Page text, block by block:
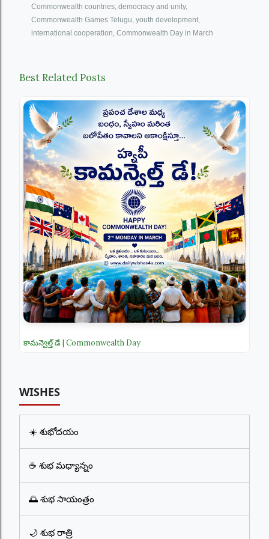
Commonwealth countries, democracy and unity,
Commonwealth Games Telugu, youth development,
international cooperation, Commonwealth Day in March
Best Related Posts
కామన్వెల్త్ డే | Commonwealth Day
WISHES
☀️ శుభోదయం
☕ శుభ మధ్యాన్నం
🌅 శుభ సాయంత్రం
🌙 శుభ రాత్రి